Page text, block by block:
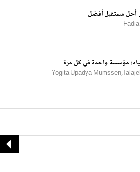
أجل مستقبل أفضل
مؤسسة واحدة في كل مرة
Yogita Upadya